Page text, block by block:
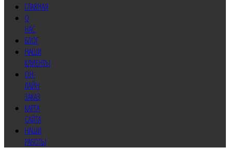
ГЛАВНАЯ
О
НАС
БЛОГ
НАШИ
КЛИЕНТЫ
ОН-
ЛАЙН
ЗАКАЗ
КАРТА
САЙТА
НАШИ
РАБОТЫ